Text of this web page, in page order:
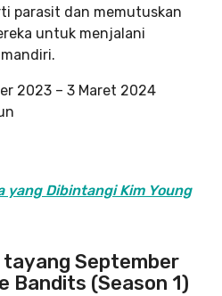
parasit dan memutuskan
untuk menjalani
2023 – 3 Maret 2024
yang Dibintangi Kim Young
September
Bandits (Season 1)